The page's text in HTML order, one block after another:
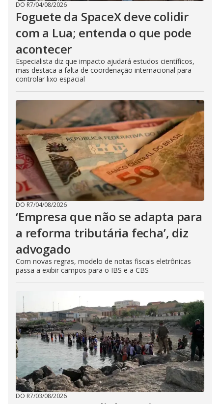
DO R7/04/08/2026
Foguete da SpaceX deve colidir
com a Lua; entenda o que pode
acontecer
Especialista diz que impacto ajudará estudos científicos,
mas destaca a falta de coordenação internacional para
controlar lixo espacial
DO R7/04/08/2026
‘Empresa que não se adapta para
a reforma tributária fecha’, diz
advogado
Com novas regras, modelo de notas fiscais eletrônicas
passa a exibir campos para o IBS e a CBS
DO R7/03/08/2026